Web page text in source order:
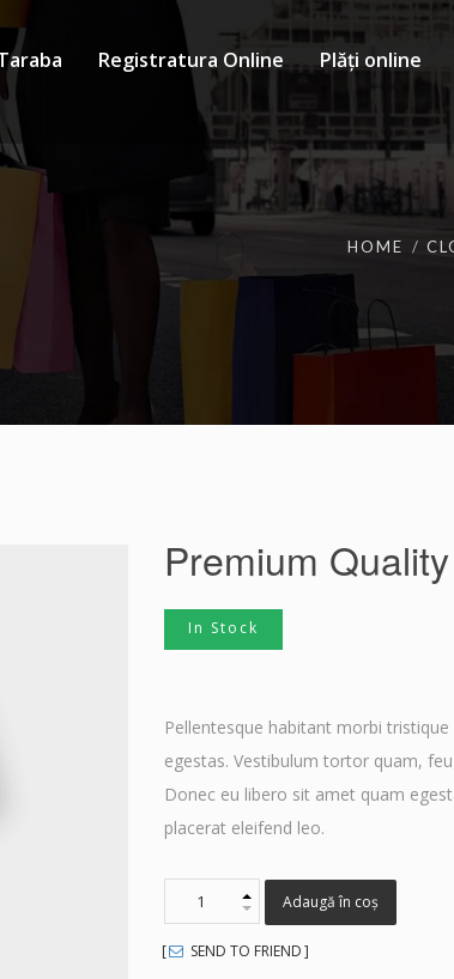
Registratura Online Plăți online
HOME
Premium Quality
In Stock
Pellentesque habitant morbi
egestas. Vestibulum tortor quam,
Donec eu libero sit amet quam
placerat eleifend leo.
Adaugă în coș
SEND TO FRIEND